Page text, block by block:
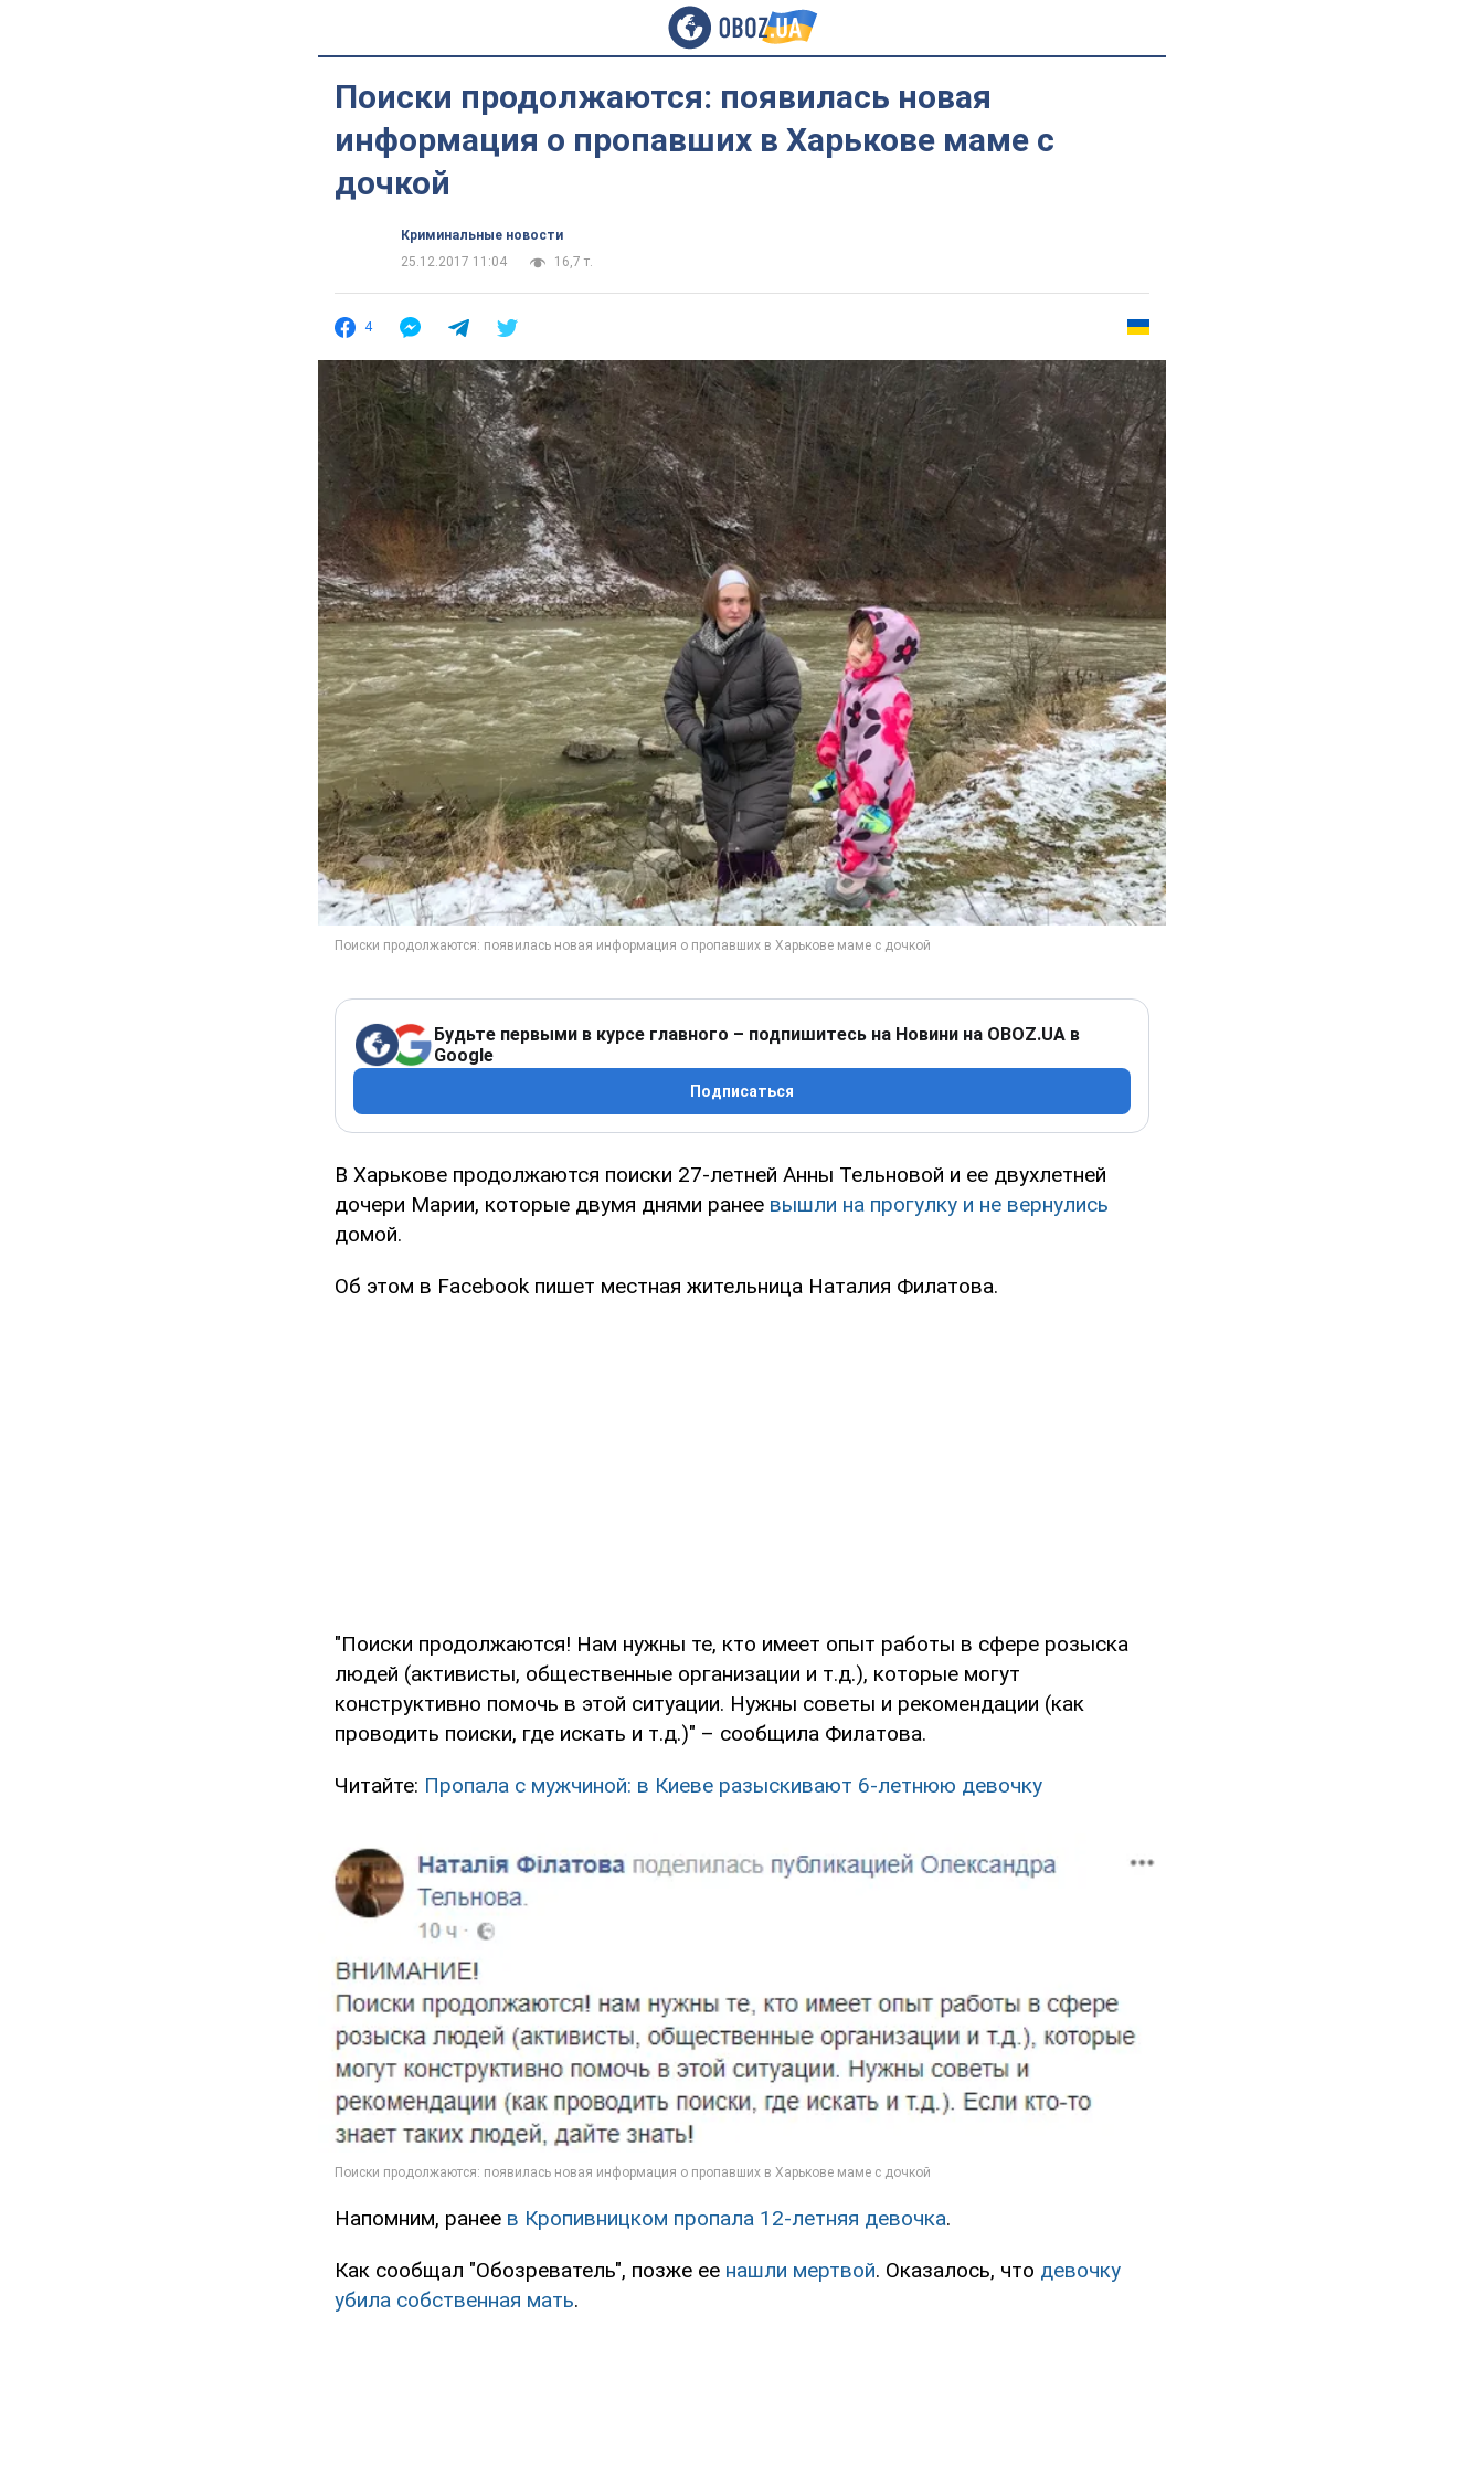
Поиски продолжаются: появилась новая
информация о пропавших в Харькове маме с
дочкой
Криминальные новости
25.12.2017 11:04
16,7 т.
4
Будьте первыми в курсе главного – подпишитесь на Новини на OBOZ.UA в
Google
Подписаться
В Харькове продолжаются поиски 27-летней Анны Тельновой и ее двухлетней
дочери Марии, которые двумя днями ранее вышли на прогулку и не вернулись
домой.
Об этом в Facebook пишет местная жительница Наталия Филатова.
"Поиски продолжаются! Нам нужны те, кто имеет опыт работы в сфере розыска
людей (активисты, общественные организации и т.д.), которые могут
конструктивно помочь в этой ситуации. Нужны советы и рекомендации (как
проводить поиски, где искать и т.д.)" – сообщила Филатова.
Читайте: Пропала с мужчиной: в Киеве разыскивают 6-летнюю девочку
Напомним, ранее в Кропивницком пропала 12-летняя девочка.
Как сообщал "Обозреватель", позже ее нашли мертвой. Оказалось, что девочку
убила собственная мать.